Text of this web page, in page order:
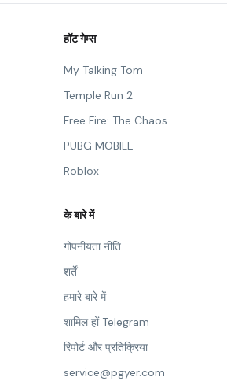
हॉट गेम्स
My Talking Tom
Temple Run 2
Free Fire: The Chaos
PUBG MOBILE
Roblox
के बारे में
गोपनीयता नीति
शर्तें
हमारे बारे में
शामिल हों Telegram
रिपोर्ट और प्रतिक्रिया
service@pgyer.com